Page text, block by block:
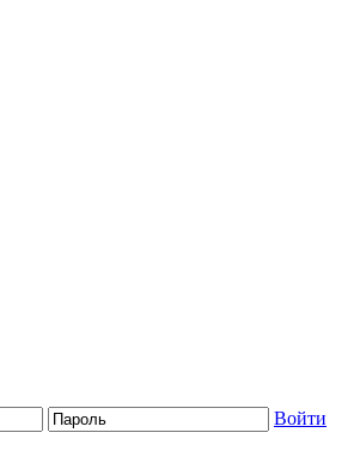
Войти